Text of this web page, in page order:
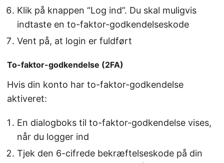
Klik på knappen “Log ind”. Du skal muligvis
indtaste en to-faktor-godkendelseskode
Vent på, at login er fuldført
To-faktor-godkendelse (2FA)
Hvis din konto har to-faktor-godkendelse
aktiveret:
En dialogboks til to-faktor-godkendelse vises,
når du logger ind
Tjek den 6-cifrede bekræftelseskode på din